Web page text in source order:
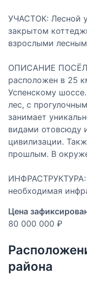
УЧАСТОК: Лесной
закрытом
взрослыми
ОПИСАНИЕ
расположен в 25
Успенскому
лес, с
занимает
видами отовсюду
цивилизации.
прошлым. В
ИНФРАСТРУКТУРА:
необходимая
Цена
80 000 000 ₽
района